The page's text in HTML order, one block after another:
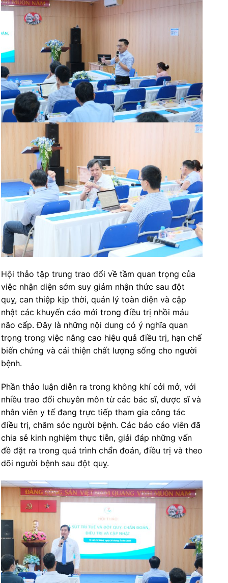
Hội thảo tập trung trao đổi về tầm quan trọng của
việc nhận diện sớm suy giảm nhận thức sau đột
quỵ, can thiệp kịp thời, quản lý toàn diện và cập
nhật các khuyến cáo mới trong điều trị nhồi máu
não cấp. Đây là những nội dung có ý nghĩa quan
trọng trong việc nâng cao hiệu quả điều trị, hạn chế
biến chứng và cải thiện chất lượng sống cho người
bệnh.
Phần thảo luận diễn ra trong không khí cởi mở, với
nhiều trao đổi chuyên môn từ các bác sĩ, dược sĩ và
nhân viên y tế đang trực tiếp tham gia công tác
điều trị, chăm sóc người bệnh. Các báo cáo viên đã
chia sẻ kinh nghiệm thực tiễn, giải đáp những vấn
đề đặt ra trong quá trình chẩn đoán, điều trị và theo
dõi người bệnh sau đột quỵ.